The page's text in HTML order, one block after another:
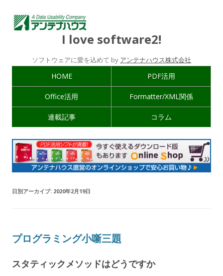
I love software2!
ソフトウェアに愛を込めて by アンテナハウス株式会社
HOME PDF活用
Office活用 Formatter/XML関係
連載記事 コラム
日別アーカイブ: 2020年2月19日
プログラミング小噺三題
スタティックメソッドはどうですか